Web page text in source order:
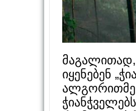
მაგალითად,
იყენებენ